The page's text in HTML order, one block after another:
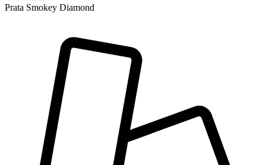
Prata Smokey Diamond